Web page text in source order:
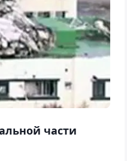
части